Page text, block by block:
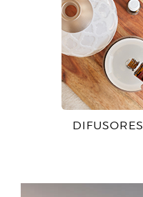
DIFUSORES